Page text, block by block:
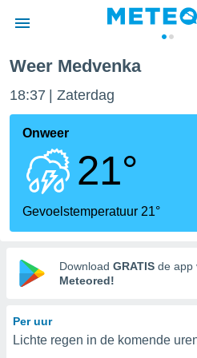
door
verstrekte
hoge
hebt de
voor
op basis
Weer Medvenka
18:37 Zaterdag
Onweer
21°
Gevoelstemperatuur 21°
Download GRATIS de app
Meteored!
Per uur
Lichte regen in de komende